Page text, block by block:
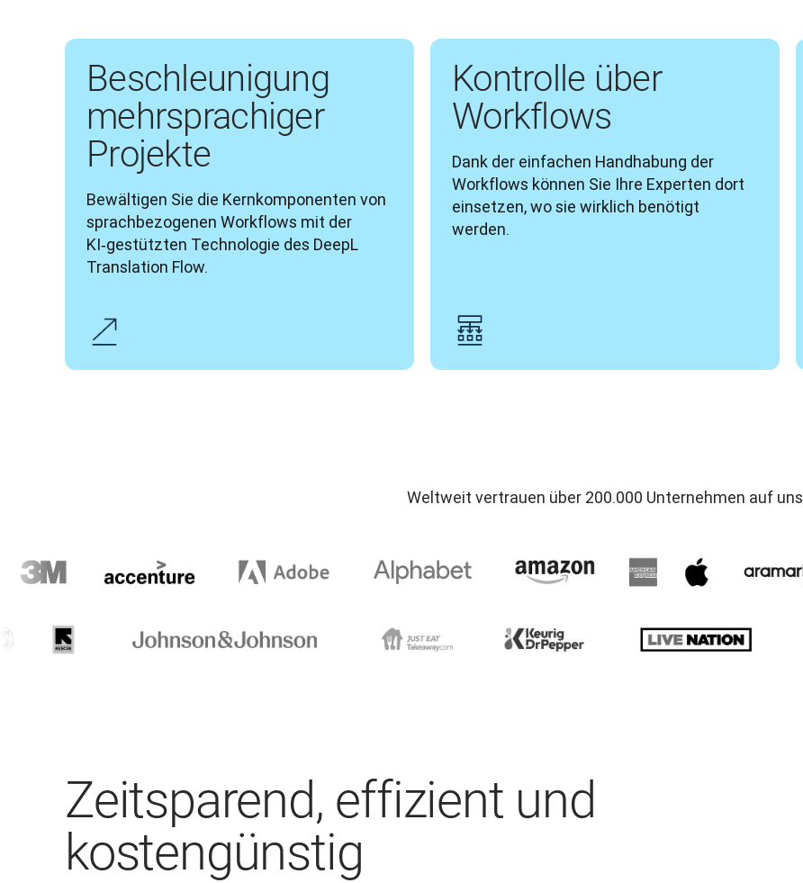
Beschleunigung
mehrsprachiger
Projekte
Bewältigen Sie die Kernkomponenten von
sprachbezogenen Workflows mit der
KI‑gestützten Technologie des DeepL
Translation Flow.
Kontrolle über
Workflows
Dank der einfachen Handhabung der
Workflows können Sie Ihre Experten dort
einsetzen, wo sie wirklich benötigt
werden.
Weltweit vertrauen über 200.000 Unternehmen auf uns
Zeitsparend, effizient und
kostengünstig